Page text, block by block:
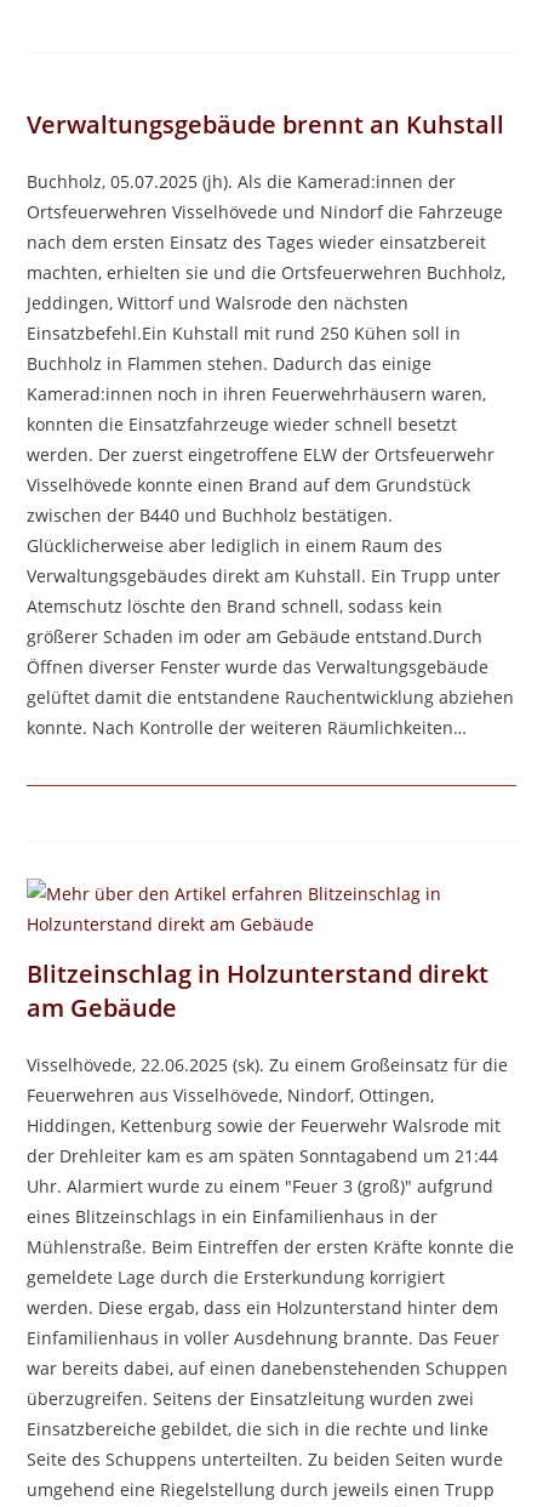
Verwaltungsgebäude brennt an Kuhstall
Buchholz, 05.07.2025 (jh). Als die Kamerad:innen der
Ortsfeuerwehren Visselhövede und Nindorf die Fahrzeuge
nach dem ersten Einsatz des Tages wieder einsatzbereit
machten, erhielten sie und die Ortsfeuerwehren Buchholz,
Jeddingen, Wittorf und Walsrode den nächsten
Einsatzbefehl.Ein Kuhstall mit rund 250 Kühen soll in
Buchholz in Flammen stehen. Dadurch das einige
Kamerad:innen noch in ihren Feuerwehrhäusern waren,
konnten die Einsatzfahrzeuge wieder schnell besetzt
werden. Der zuerst eingetroffene ELW der Ortsfeuerwehr
Visselhövede konnte einen Brand auf dem Grundstück
zwischen der B440 und Buchholz bestätigen.
Glücklicherweise aber lediglich in einem Raum des
Verwaltungsgebäudes direkt am Kuhstall. Ein Trupp unter
Atemschutz löschte den Brand schnell, sodass kein
größerer Schaden im oder am Gebäude entstand.Durch
Öffnen diverser Fenster wurde das Verwaltungsgebäude
gelüftet damit die entstandene Rauchentwicklung abziehen
konnte. Nach Kontrolle der weiteren Räumlichkeiten…
Blitzeinschlag in Holzunterstand direkt
am Gebäude
Visselhövede, 22.06.2025 (sk). Zu einem Großeinsatz für die
Feuerwehren aus Visselhövede, Nindorf, Ottingen,
Hiddingen, Kettenburg sowie der Feuerwehr Walsrode mit
der Drehleiter kam es am späten Sonntagabend um 21:44
Uhr. Alarmiert wurde zu einem "Feuer 3 (groß)" aufgrund
eines Blitzeinschlags in ein Einfamilienhaus in der
Mühlenstraße. Beim Eintreffen der ersten Kräfte konnte die
gemeldete Lage durch die Ersterkundung korrigiert
werden. Diese ergab, dass ein Holzunterstand hinter dem
Einfamilienhaus in voller Ausdehnung brannte. Das Feuer
war bereits dabei, auf einen danebenstehenden Schuppen
überzugreifen. Seitens der Einsatzleitung wurden zwei
Einsatzbereiche gebildet, die sich in die rechte und linke
Seite des Schuppens unterteilten. Zu beiden Seiten wurde
umgehend eine Riegelstellung durch jeweils einen Trupp